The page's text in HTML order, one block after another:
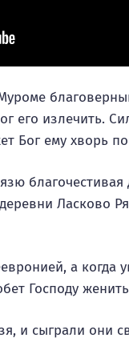
его излечить.
Бог ему хворь
Ласково
а когда
Господу
и сыграли они